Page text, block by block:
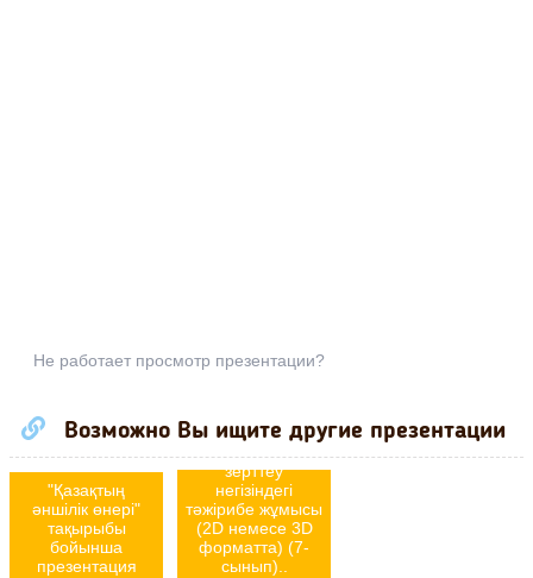
Не работает просмотр презентации?
Возможно Вы ищите другие презентации
"Қазақтың
әншілік өнері"
тақырыбы
бойынша
презентация
презентация
тақырыбы:
стильдік
бағыттарды
зерттеу
негізіндегі
тәжірибе жұмысы
(2D немесе 3D
форматта) (7-
сынып)..